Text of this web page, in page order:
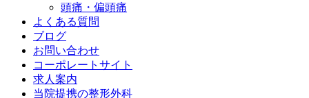
頭痛・偏頭痛
よくある質問
ブログ
お問い合わせ
コーポレートサイト
求人案内
当院提携の整形外科